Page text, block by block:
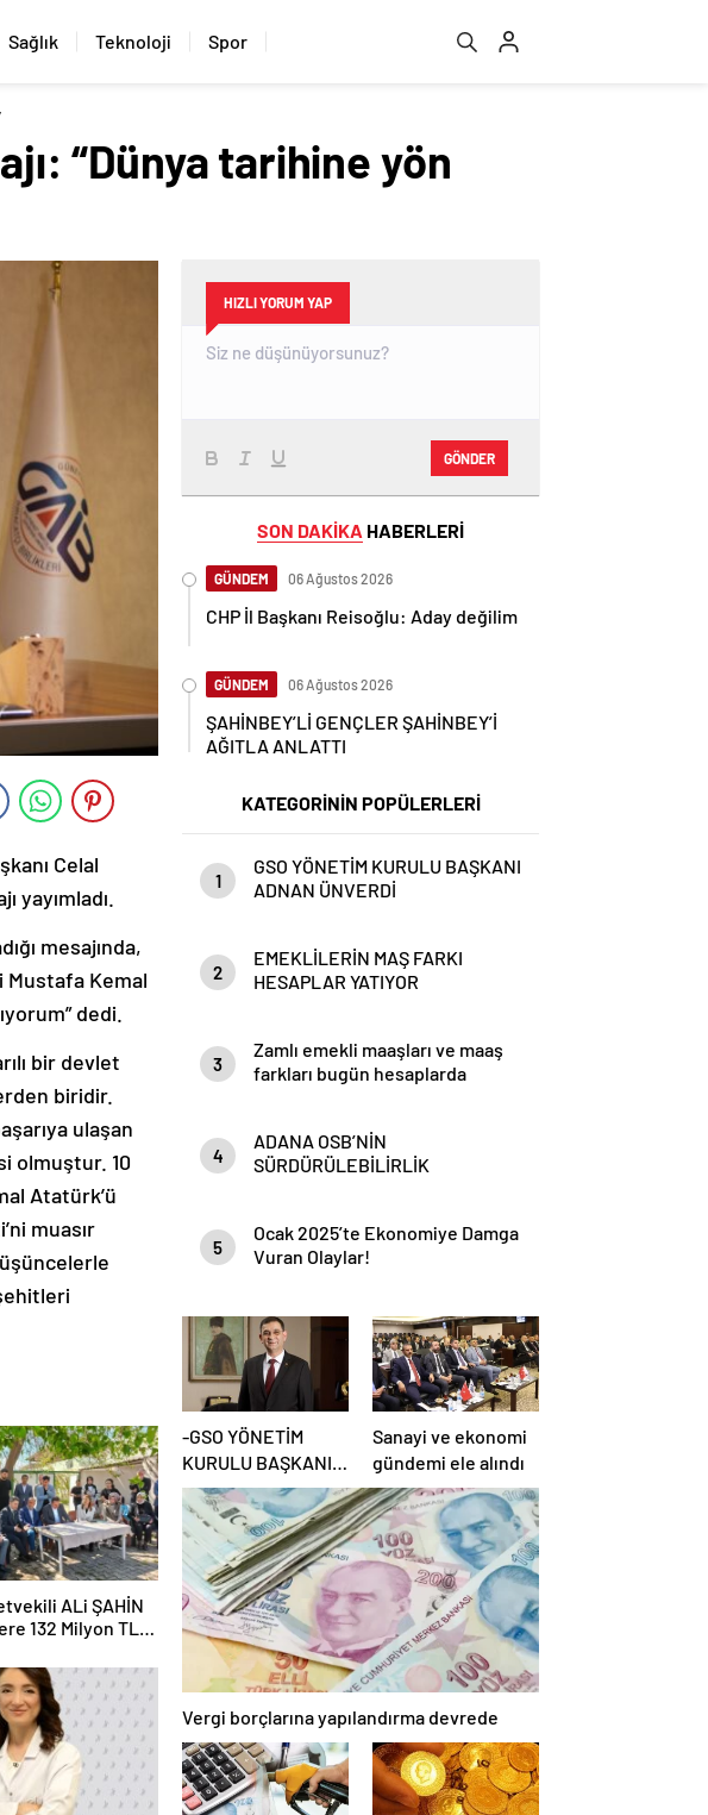
Sağlık Teknoloji Spor
“Dünya tarihine yön
Celal
yayımladı.
mesajında,
Mustafa Kemal
dedi.
bir devlet
biridir.
ulaşan
olmuştur. 10
Atatürk’ü
muasır
ALi ŞAHİN
132 Milyon TL
HIZLI YORUM YAP
GÖNDER
SON DAKİKA HABERLERİ
GÜNDEM 06 Ağustos 2026
CHP İl Başkanı Reisoğlu: Aday değilim
GÜNDEM 06 Ağustos 2026
ŞAHİNBEY’Lİ GENÇLER ŞAHİNBEY’İ
AĞITLA ANLATTI
KATEGORİNİN POPÜLERLERİ
1
GSO YÖNETİM KURULU BAŞKANI
ADNAN ÜNVERDİ
2
EMEKLİLERİN MAŞ FARKI
HESAPLAR YATIYOR
3
Zamlı emekli maaşları ve maaş
farkları bugün hesaplarda
4
ADANA OSB’NİN
SÜRDÜRÜLEBİLİRLİK
5
Ocak 2025’te Ekonomiye Damga
Vuran Olaylar!
-GSO YÖNETİM
KURULU BAŞKANI
ADNAN ÜNVERDİ:
Sanayi ve ekonomi
gündemi ele alındı
Vergi borçlarına yapılandırma devrede